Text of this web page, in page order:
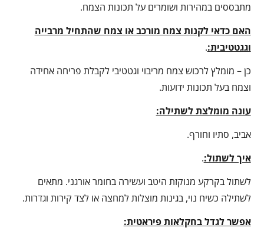
מתבססים במהירות ושומרים על תכונות הצמח.
האם כדאי לקנות צמח מורכב או צמח שהתחיל מרבייה
וגגטטיבית:.
כן – מומלץ לרכוש צמח מריבוי וגטטיבי לקבלת פריחה אחידה
וצמח בעל תכונות ידועות.
עונה מומלצת לשתילה:
אביב, סתיו וחורף.
איך לשתול:.
לשתול בקרקע מנוקזת היטב ועשירה בחומר אורגני. מתאים
לשתילה כשיח נוי, בגינות מוצלות למחצה או לצד קירות וגדרות.
אפשר לגדל בחקלאות פיראטית: